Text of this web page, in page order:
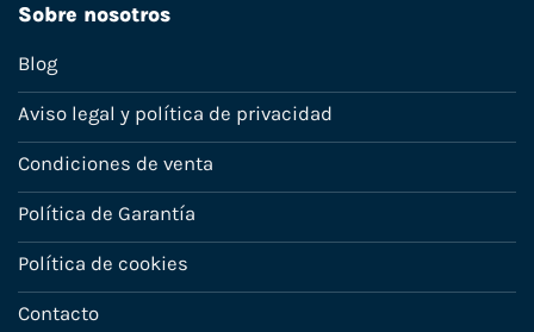
Sobre nosotros
Blog
Aviso legal y política de privacidad
Condiciones de venta
Política de Garantía
Política de cookies
Contacto